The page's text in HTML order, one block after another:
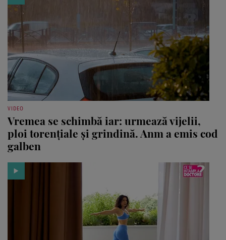
VIDEO
Vremea se schimbă iar: urmează vijelii,
ploi torențiale și grindină. Anm a emis cod
galben